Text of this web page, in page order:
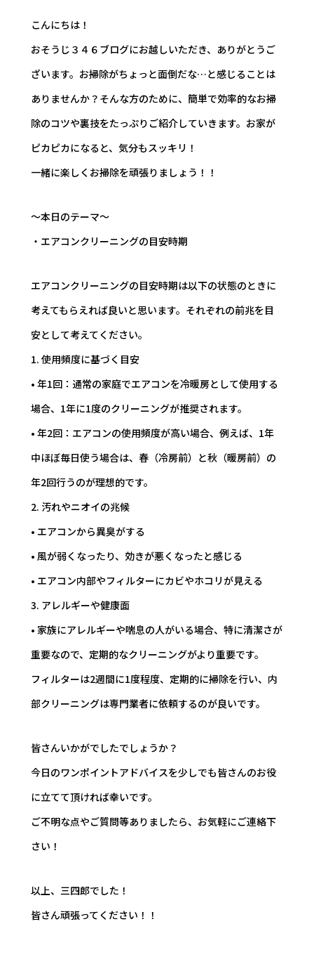
こんにちは！
おそうじ３４６ブログにお越しいただき、ありがとうご
ざいます。お掃除がちょっと面倒だな…と感じることは
ありませんか？そんな方のために、簡単で効率的なお掃
除のコツや裏技をたっぷりご紹介していきます。お家が
ピカピカになると、気分もスッキリ！
一緒に楽しくお掃除を頑張りましょう！！
～本日のテーマ～
・エアコンクリーニングの目安時期
エアコンクリーニングの目安時期は以下の状態のときに
考えてもらえれば良いと思います。それぞれの前兆を目
安として考えてください。
1. 使用頻度に基づく目安
• 年1回：通常の家庭でエアコンを冷暖房として使用する
場合、1年に1度のクリーニングが推奨されます。
• 年2回：エアコンの使用頻度が高い場合、例えば、1年
中ほぼ毎日使う場合は、春（冷房前）と秋（暖房前）の
年2回行うのが理想的です。
2. 汚れやニオイの兆候
• エアコンから異臭がする
• 風が弱くなったり、効きが悪くなったと感じる
• エアコン内部やフィルターにカビやホコリが見える
3. アレルギーや健康面
• 家族にアレルギーや喘息の人がいる場合、特に清潔さが
重要なので、定期的なクリーニングがより重要です。
フィルターは2週間に1度程度、定期的に掃除を行い、内
部クリーニングは専門業者に依頼するのが良いです。
皆さんいかがでしたでしょうか？
今日のワンポイントアドバイスを少しでも皆さんのお役
に立てて頂ければ幸いです。
ご不明な点やご質問等ありましたら、お気軽にご連絡下
さい！
以上、三四郎でした！
皆さん頑張ってください！！